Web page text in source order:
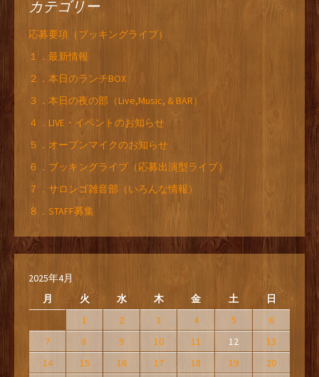
カテゴリー
応募要項（ブッキングライブ）
１．最新情報
２．本日のランチBOX
３．本日の夜の部（Live,Music, & BAR）
４．LIVE・イベントのお知らせ
５．オープンマイクのお知らせ
６．ブッキングライブ（応募出演型ライブ）
７．サロンゴ雑音部（いろんな情報）
８．STAFF募集
2025年4月
月
火 水 木 金 土 日
1 2 3 4 5
6
7
8 9 10 11 12
13
14
15 16 17 18 19
20